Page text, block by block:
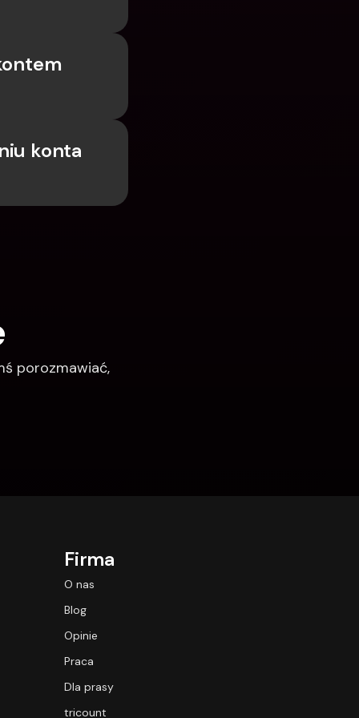
konta
porozmawiać,
Firma
O nas
Blog
Opinie
Praca
Dla prasy
tricount